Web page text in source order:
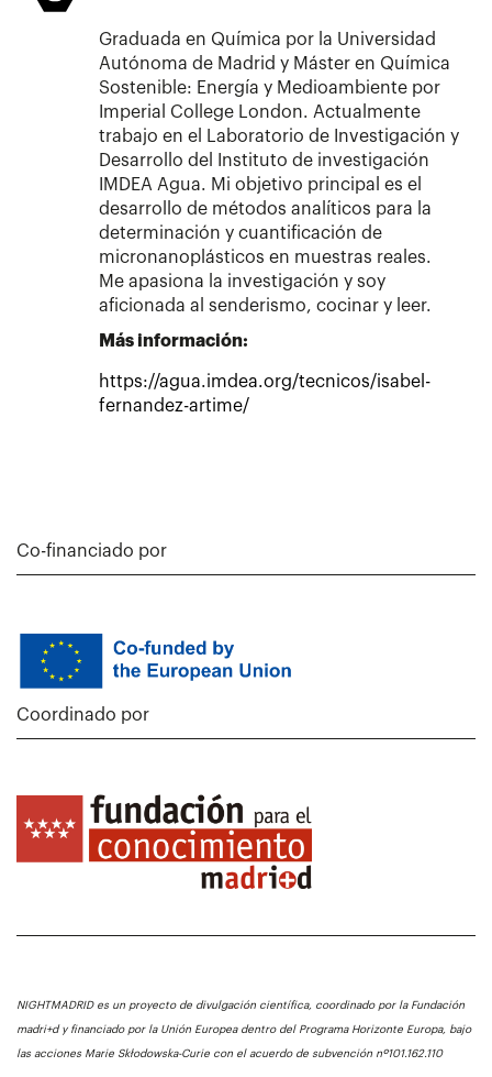
Graduada en Química por la Universidad
Autónoma de Madrid y Máster en Química
Sostenible: Energía y Medioambiente por
Imperial College London. Actualmente
trabajo en el Laboratorio de Investigación y
Desarrollo del Instituto de investigación
IMDEA Agua. Mi objetivo principal es el
desarrollo de métodos analíticos para la
determinación y cuantificación de
micronanoplásticos en muestras reales.
Me apasiona la investigación y soy
aficionada al senderismo, cocinar y leer.
Más información:
https://agua.imdea.org/tecnicos/isabel-
fernandez-artime/
Co-financiado por
Coordinado por
NIGHTMADRID es un proyecto de divulgación científica, coordinado por la Fundación
madri+d y financiado por la Unión Europea dentro del Programa Horizonte Europa, bajo
las acciones Marie Skłodowska-Curie con el acuerdo de subvención nº101.162.110